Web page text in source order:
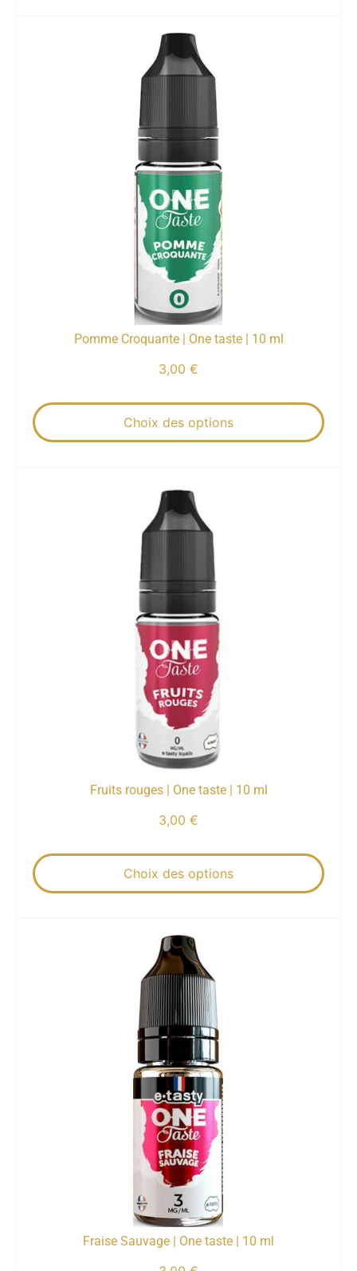
Pomme Croquante | One taste | 10 ml
3,00 €
Choix des options
Fruits rouges | One taste | 10 ml
3,00 €
Choix des options
Fraise Sauvage | One taste | 10 ml